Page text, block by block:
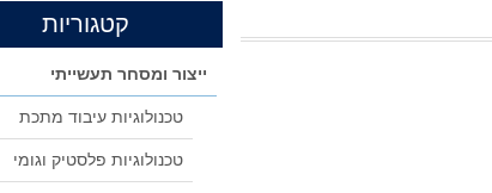
קטגוריות
ייצור ומסחר תעשייתי
טכנולוגיות עיבוד מתכת
טכנולוגיות פלסטיק וגומי